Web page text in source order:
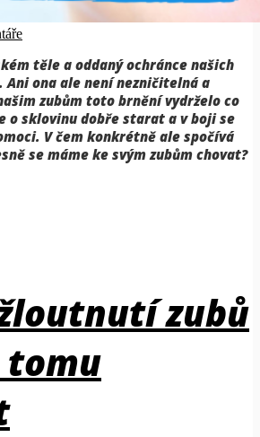
těle a oddaný ochránce našich
Ani ona ale není nezničitelná a
zubům toto brnění vydrželo co
o sklovinu dobře starat a v boji se
V čem konkrétně ale spočívá
se máme ke svým zubům chovat?
zubů
tomu